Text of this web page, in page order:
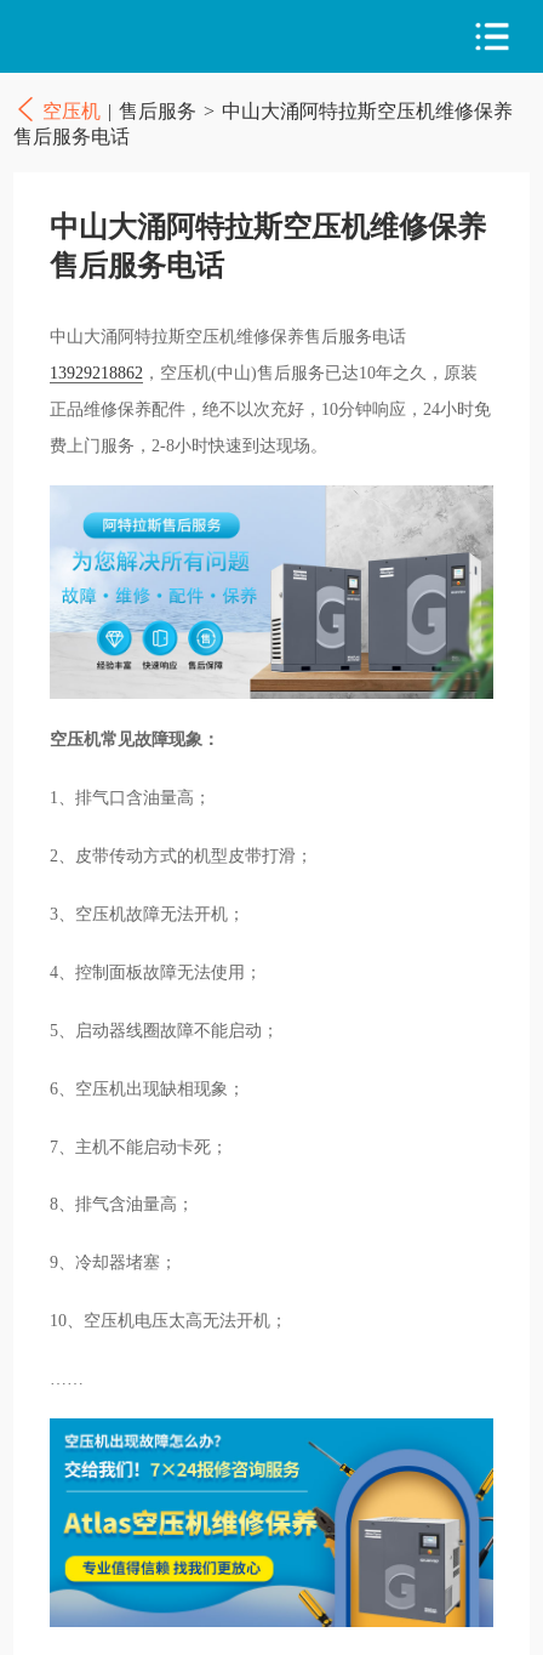
空压机 | 售后服务 > 中山大涌阿特拉斯空压机维修保养
售后服务电话
中山大涌阿特拉斯空压机维修保养
售后服务电话
中山大涌阿特拉斯空压机维修保养售后服务电话
13929218862 ，空压机(中山)售后服务已达10年之久，原装
正品维修保养配件，绝不以次充好，10分钟响应，24小时免
费上门服务，2-8小时快速到达现场。
空压机常见故障现象：
1、排气口含油量高；
2、皮带传动方式的机型皮带打滑；
3、空压机故障无法开机；
4、控制面板故障无法使用；
5、启动器线圈故障不能启动；
6、空压机出现缺相现象；
7、主机不能启动卡死；
8、排气含油量高；
9、冷却器堵塞；
10、空压机电压太高无法开机；